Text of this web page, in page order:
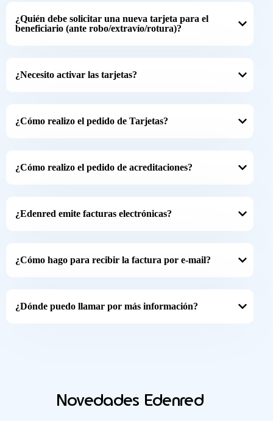
¿Quién debe solicitar una nueva tarjeta para el
beneficiario (ante robo/extravío/rotura)?
¿Necesito activar las tarjetas?
¿Cómo realizo el pedido de Tarjetas?
¿Cómo realizo el pedido de acreditaciones?
¿Edenred emite facturas electrónicas?
¿Cómo hago para recibir la factura por e-mail?
¿Dónde puedo llamar por más información?
Novedades Edenred